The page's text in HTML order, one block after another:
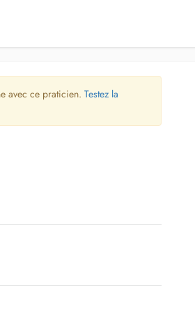
avec ce praticien. Testez la